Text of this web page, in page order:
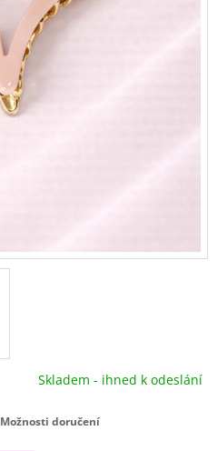
Skladem - ihned k odeslání
Možnosti doručení